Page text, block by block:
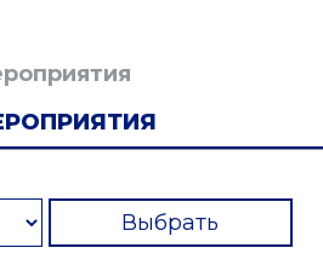
Выбрать